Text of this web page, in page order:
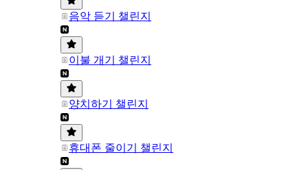
음악 듣기 챌린지
이불 개기 챌린지
양치하기 챌린지
휴대폰 줄이기 챌린지